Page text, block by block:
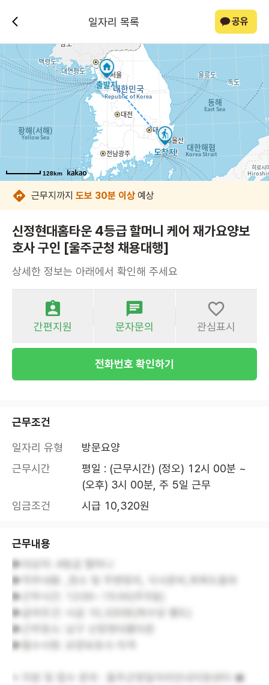
일자리 목록 공유
128km
128km
128km
128km
128km
128km
128km
128km
근무지까지 도보 30분 이상 예상
신정현대홈타운 4등급 할머니 케어 재가요양보
호사 구인 [울주군청 채용대행]
상세한 정보는 아래에서 확인해 주세요
간편지원 문자문의 관심표시
전화번호 확인하기
근무조건
일자리 유형
방문요양
근무시간
평일 : (근무시간) (정오) 12시 00분 ~
(오후) 3시 00분, 주 5일 근무
임금조건
시급 10,320원
근무내용
▶대상자: 4등급 할머니
▶직무내용: ,청소 및 주변정리, 식사준비,목욕도움외
▶근무시간: 12:00~15:00(주5일)
▶급여조건: 시급 10,320원(제수당 별도)
▶근무장소: 남구 신정현대홈타운
▶필수사항: 요양보호사 자격
※ 지원 및 접수 문의 : 울주군청일자리안내지원센터 ☎